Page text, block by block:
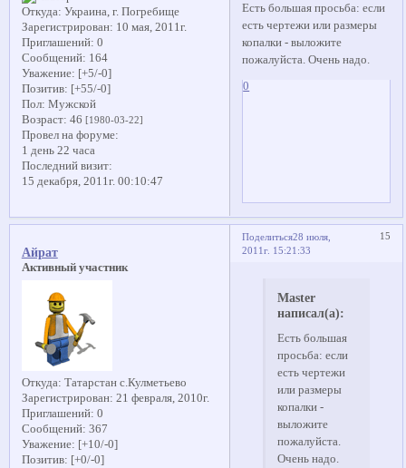
Откуда: Украина, г. Погребище
Зарегистрирован: 10 мая, 2011г.
Приглашений: 0
Сообщений: 164
Уважение: [+5/-0]
Позитив: [+55/-0]
Пол: Мужской
Возраст: 46 [1980-03-22]
Провел на форуме:
1 день 22 часа
Последний визит:
15 декабря, 2011г. 00:10:47
Есть большая просьба: если
есть чертежи или размеры
копалки - выложите
пожалуйста. Очень надо.
0
Поделиться 15
28 июля,
2011г. 15:21:33
Айрат
Активный участник
Откуда: Татарстан с.Кулметьево
Зарегистрирован: 21 февраля, 2010г.
Приглашений: 0
Сообщений: 367
Уважение: [+10/-0]
Позитив: [+0/-0]
Master
написал(а):
Есть большая
просьба: если
есть чертежи
или размеры
копалки -
выложите
пожалуйста.
Очень надо.